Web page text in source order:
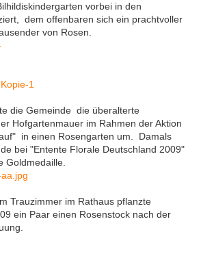
vorbei in den
dem offenbaren sich ein prachtvoller
von Rosen.
die Gemeinde die überalterte
Hofgartenmauer im Rahmen der Aktion
in einen Rosengarten um. Damals
bei "Entente Florale Deutschland 2009"
Goldmedaille.
Trauzimmer im Rathaus pflanzte
ein Paar einen Rosenstock nach der